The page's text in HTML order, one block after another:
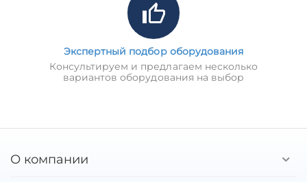
Экспертный подбор оборудования
Консультируем и предлагаем несколько
вариантов оборудования на выбор
О компании